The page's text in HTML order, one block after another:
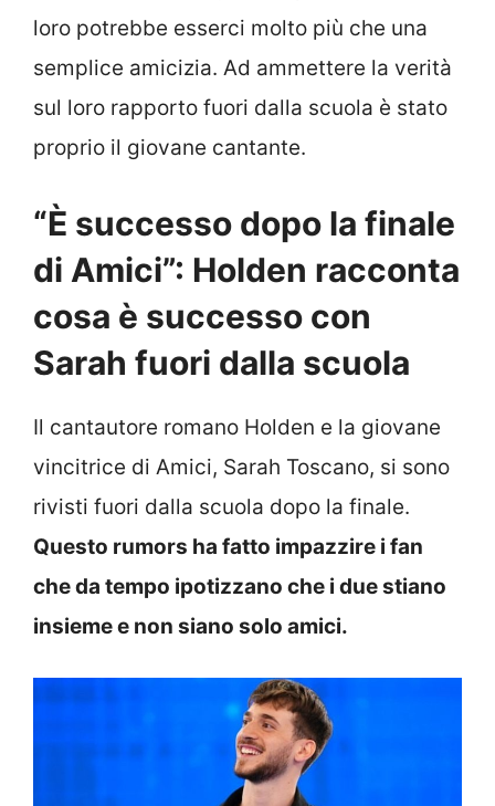
loro potrebbe esserci molto più che una
semplice amicizia. Ad ammettere la verità
sul loro rapporto fuori dalla scuola è stato
proprio il giovane cantante.
“È successo dopo la finale
di Amici”: Holden racconta
cosa è successo con
Sarah fuori dalla scuola
Il cantautore romano Holden e la giovane
vincitrice di Amici, Sarah Toscano, si sono
rivisti fuori dalla scuola dopo la finale.
Questo rumors ha fatto impazzire i fan
che da tempo ipotizzano che i due stiano
insieme e non siano solo amici.